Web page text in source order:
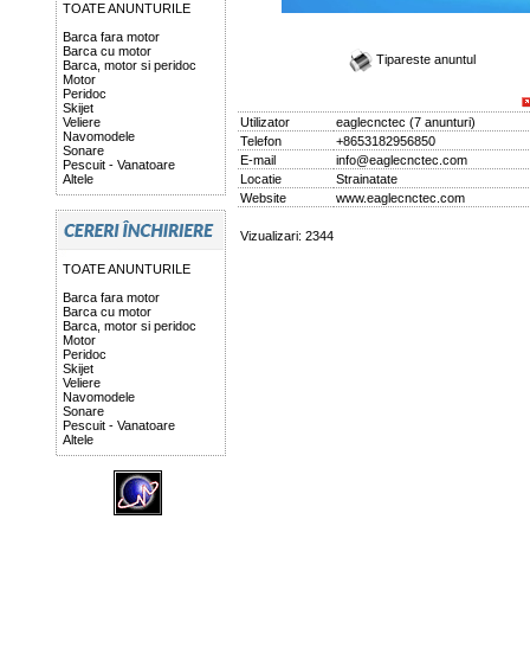
TOATE ANUNTURILE
Barca fara motor
Barca cu motor
Barca, motor si peridoc
Motor
Peridoc
Skijet
Veliere
Navomodele
Sonare
Pescuit - Vanatoare
Altele
TOATE ANUNTURILE
Barca fara motor
Barca cu motor
Barca, motor si peridoc
Motor
Peridoc
Skijet
Veliere
Navomodele
Sonare
Pescuit - Vanatoare
Altele
Tipareste anuntul
Utilizator eaglecnctec (7 anunturi)
Telefon
+8653182956850
E-mail
info@eaglecnctec.com
Locatie
Strainatate
Website
www.eaglecnctec.com
Vizualizari: 2344